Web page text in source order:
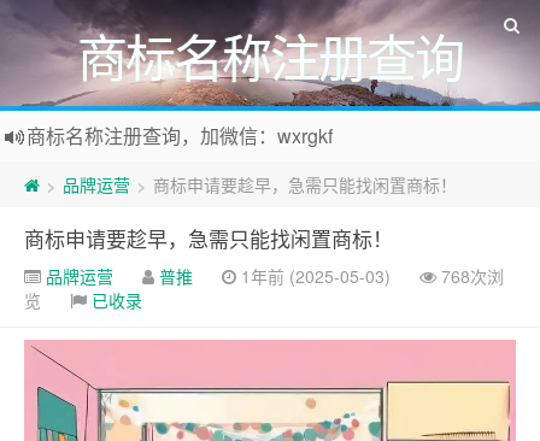
商标名称注册查询
商标名称注册查询，加微信：wxrgkf
商标注册和购买，加微信：wxrgkf
> 品牌运营 > 商标申请要趁早，急需只能找闲置商标！
商标申请要趁早，急需只能找闲置商标！
品牌运营 普推 1年前 (2025-05-03)
768次浏
览
已收录